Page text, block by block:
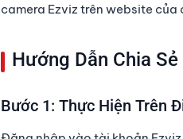
camera Ezviz trên website của
Hướng Dẫn Chia
Bước 1: Thực Hiện Trên